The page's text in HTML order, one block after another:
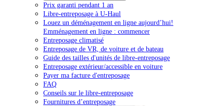
Prix garanti pendant 1 an
Libre-entreposage à U-Haul
Louez un déménagement en ligne aujourd’hui!
Emménagement en ligne : commencer
Entreposage climatisé
Entreposage de VR, de voiture et de bateau
Guide des tailles d'unités de libre-entreposage
Entreposage extérieur/accessible en voiture
Payer ma facture d'entreposage
FAQ
Conseils sur le libre-entreposage
Fournitures d’entreposage